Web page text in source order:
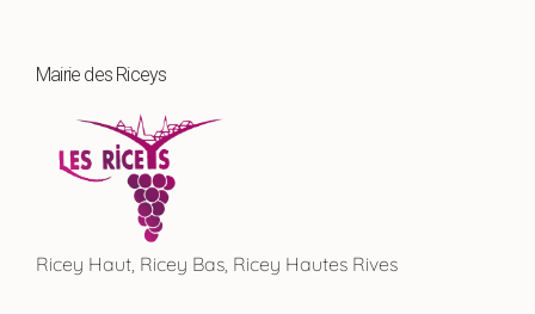
Mairie des Riceys
Ricey Haut, Ricey Bas, Ricey Hautes Rives